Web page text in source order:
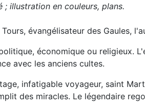
illustration en couleurs, plans.
évangélisateur des Gaules,
économique ou religieux.
avec les anciens cultes.
infatigable voyageur, saint
des miracles. Le légendaire